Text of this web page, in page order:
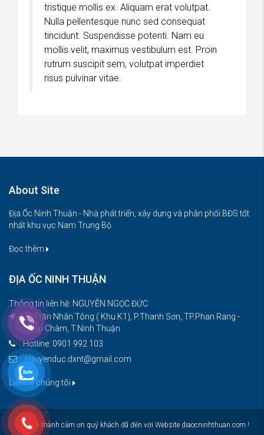
tristique mollis ex. Aliquam erat volutpat.
Nulla pellentesque nunc sed consequat
tincidunt. Suspendisse potenti. Nam eu
mollis velit, maximus vestibulum est. Proin
rutrum suscipit sem, volutpat imperdiet
risus pulvinar vitae.
About Site
Địa Ốc Ninh Thuận - Nhà phát triển, xây dựng và phân phối BĐS tốt
nhất khu vực Nam Trung Bộ
Đọc thêm
ĐỊA ỐC NINH THUẬN
Thông tin liên hệ: NGUYỄN NGỌC ĐỨC
08 Trần Nhân Tông ( Khu K1), P.Thanh Sơn, TP.Phan Rang -
Tháp Chàm, T.Ninh Thuận
Hotline: 0901 992 103
nguyenduc.dxnt@gmail.com
Liên hệ chúng tôi
Xin trân thành cảm ơn quý khách đã đến với Website diaocninhthuan.com !